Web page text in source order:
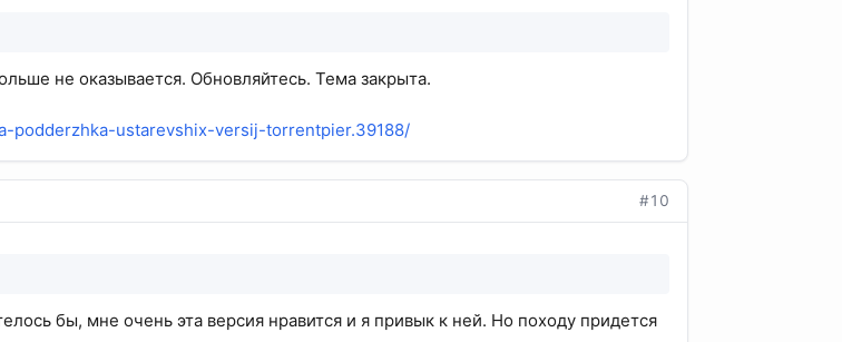
не оказывается. Обновляйтесь. Тема закрыта.
podderzhka-ustarevshix-versij-torrentpier.39188/
#10
бы, мне очень эта версия нравится и я привык к ней. Но походу придется